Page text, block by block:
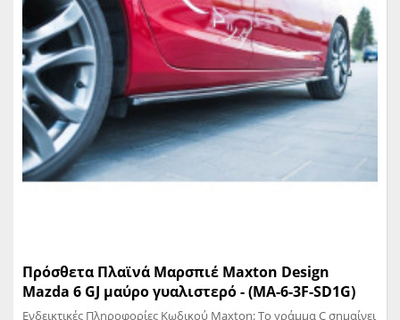
Πρόσθετα Πλαϊνά Μαρσπιέ Maxton Design
Mazda 6 GJ μαύρο γυαλιστερό - (MA-6-3F-SD1G)
Ενδεικτικές Πληροφορίες Κωδικού Maxton: Το γράμμα C σημαίνει